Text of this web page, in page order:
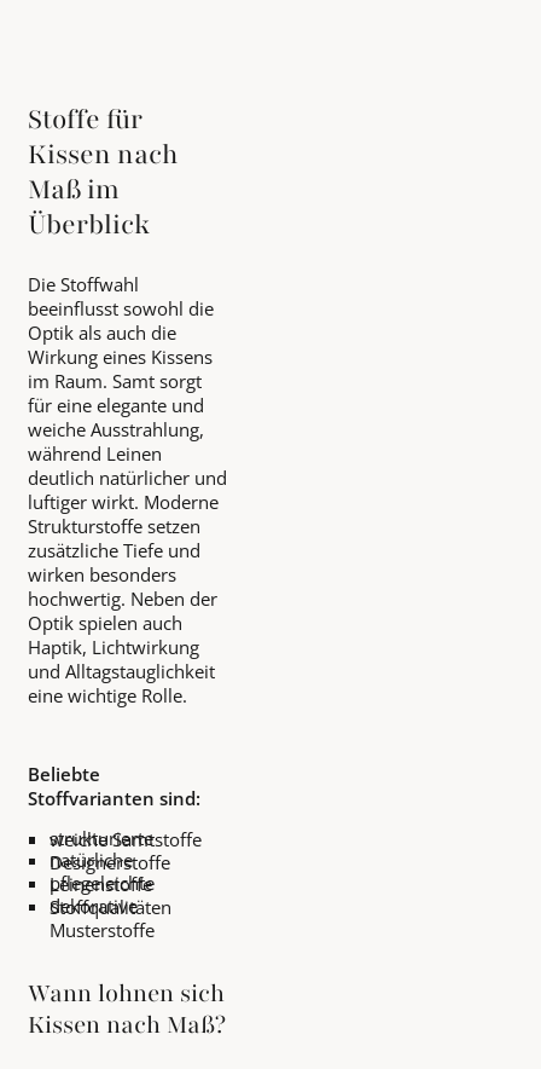
Stoffe für
Kissen nach
Maß im
Überblick
Die Stoffwahl
beeinflusst sowohl die
Optik als auch die
Wirkung eines Kissens
im Raum. Samt sorgt
für eine elegante und
weiche Ausstrahlung,
während Leinen
deutlich natürlicher und
luftiger wirkt. Moderne
Strukturstoffe setzen
zusätzliche Tiefe und
wirken besonders
hochwertig. Neben der
Optik spielen auch
Haptik, Lichtwirkung
und Alltagstauglichkeit
eine wichtige Rolle.
Beliebte
Stoffvarianten sind:
weiche Samtstoffe
strukturierte
Designerstoffe
natürliche
Leinenstoffe
pflegeleichte
Stoffqualitäten
dekorative
Musterstoffe
Wann lohnen sich
Kissen nach Maß?